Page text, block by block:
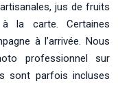
jus de fruits
la carte. Certaines
à l’arrivée. Nous
professionnel sur
sont parfois incluses